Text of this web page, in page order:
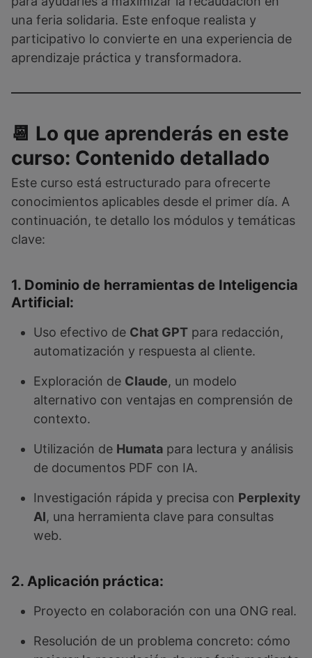
una feria solidaria. Este enfoque realista y
participativo lo convierte en una experiencia de
aprendizaje práctica y transformadora.
📆 Lo que aprenderás en este
curso: Contenido detallado
Este curso está estructurado para ofrecerte
conocimientos aplicables desde el primer día. A
continuación, te detallo los módulos y temáticas
clave:
1. Dominio de herramientas de Inteligencia
Artificial:
Uso efectivo de Chat GPT para redacción,
automatización y respuesta al cliente.
Exploración de Claude, un modelo
alternativo con ventajas en comprensión de
contexto.
Utilización de Humata para lectura y análisis
de documentos PDF con IA.
Investigación rápida y precisa con Perplexity
AI, una herramienta clave para consultas
web.
2. Aplicación práctica:
Proyecto en colaboración con una ONG real.
Resolución de un problema concreto: cómo